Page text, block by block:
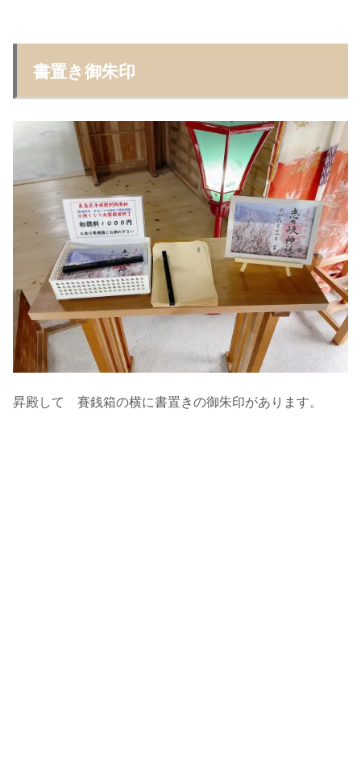
書置き御朱印
昇殿して 賽銭箱の横に書置きの御朱印があります。